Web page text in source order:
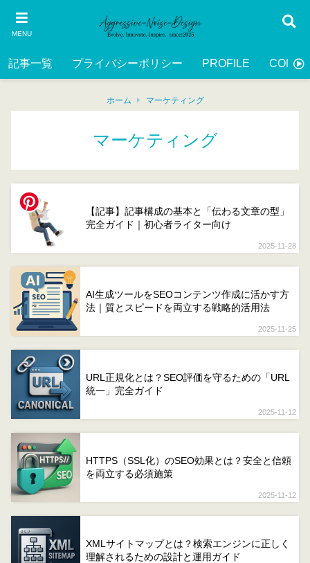
MENU
記事一覧 プライバシーポリシー PROFILE
ホーム マーケティング
マーケティング
2025-11-28
【記事】記事構成の基本と「伝わる文章の型」
完全ガイド｜初心者ライター向け
2025-11-25
AI生成ツールをSEOコンテンツ作成に活かす方
法｜質とスピードを両立する戦略的活用法
2025-11-12
URL正規化とは？SEO評価を守るための「URL
統一」完全ガイド
2025-11-12
HTTPS（SSL化）のSEO効果とは？安全と信頼
を両立する必須施策
XMLサイトマップとは？検索エンジンに正しく
理解されるための設計と運用ガイド